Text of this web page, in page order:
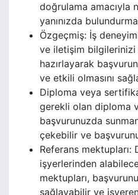
doğrulama amacıyla
yanınızda
Özgeçmiş: İş
ve iletişim
hazırlayarak
ve etkili olmasını
Diploma veya
gerekli olan diploma
başvurunuzda
çekebilir ve
Referans mektupları:
işyerlerinden
mektupları,
sağlayabilir ve